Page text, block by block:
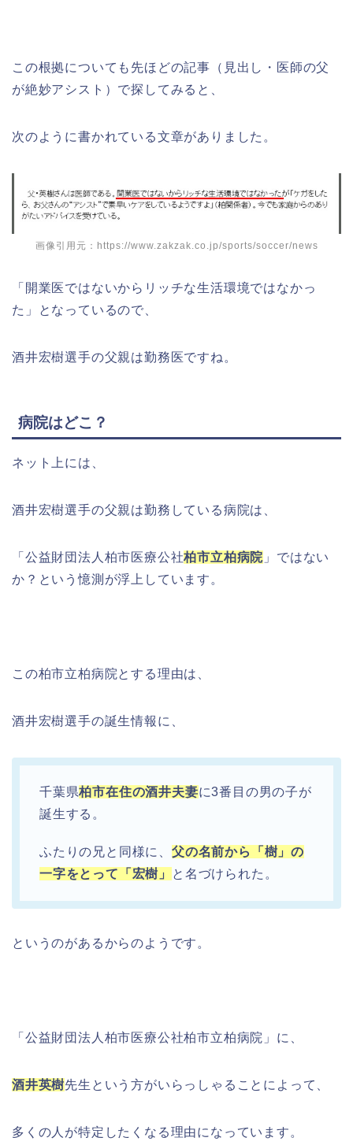
この根拠についても先ほどの記事（見出し・ 医師の父
が絶妙アシスト ）で探してみると、
次のように書かれている文章がありました。
画像引用元：https://www.zakzak.co.jp/sports/soccer/news
「開業医ではないからリッチな生活環境ではなかっ
た」となっているので、
酒井宏樹選手の父親は勤務医ですね。
病院はどこ？
ネット上には、
酒井宏樹選手の父親は勤務している病院は、
「公益財団法人柏市医療公社柏市立柏病院 」ではない
か？という憶測が浮上しています。
この柏市立柏病院とする理由は、
酒井宏樹選手の誕生情報に、
千葉県柏市在住の酒井夫妻に3番目の男の子が
誕生する。
ふたりの兄と同様に、 父の名前から「樹」の
一字をとって「宏樹」
と名づけられた。
というのがあるからのようです。
「公益財団法人柏市医療公社柏市立柏病院」に、
酒井英樹先生という方がいらっしゃることによって、
多くの人が特定したくなる理由になっています。